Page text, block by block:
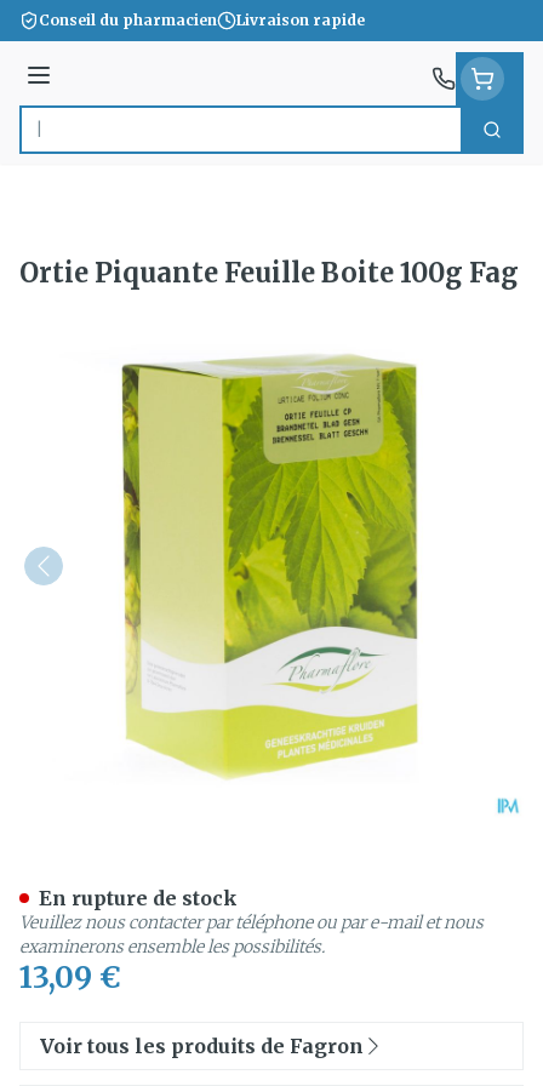
Aller au contenu
Conseil du pharmacien Livraison rapide
Menu
Rechercher
Ortie Piquante Feuille Boite 100g Fag
13,09 €
En rupture de stock
Veuillez nous contacter par téléphone ou par e-mail et nous
examinerons ensemble les possibilités.
Voir tous les produits de Fagron